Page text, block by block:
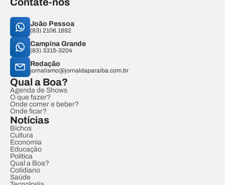
João Pessoa
(83) 2106.1892
Campina Grande
(83) 3315-3204
Redação
jornalismo@jornaldaparaiba.com.br
Qual a Boa?
Agenda de Shows
O que fazer?
Onde comer e beber?
Onde ficar?
Notícias
Bichos
Cultura
Economia
Educação
Política
Qual a Boa?
Cotidiano
Saúde